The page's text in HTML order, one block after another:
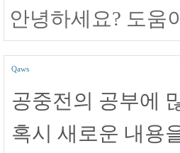
안녕하세요? 도움
Qaws
공중전의 공부에
혹시 새로운 내용